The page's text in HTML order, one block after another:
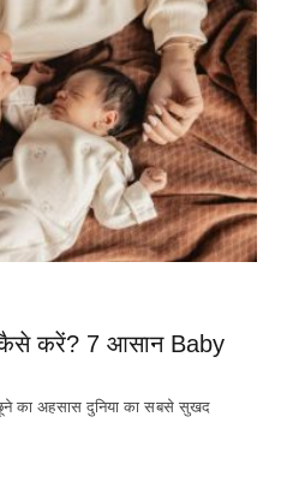
कैसे करें? 7 आसान Baby
का अहसास दुनिया का सबसे सुखद